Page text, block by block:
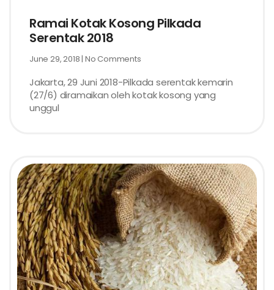
Ramai Kotak Kosong Pilkada
Serentak 2018
June 29, 2018 No Comments
Jakarta, 29 Juni 2018-Pilkada serentak kemarin
(27/6) diramaikan oleh kotak kosong yang
unggul